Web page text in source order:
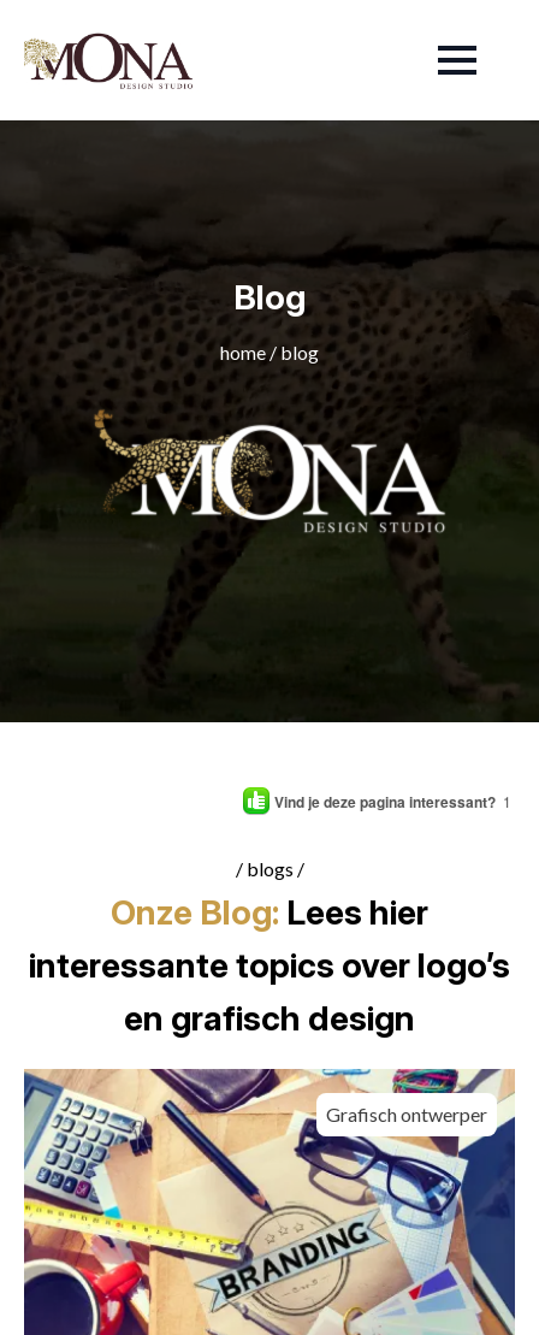
Blog
home / blog
Vind je deze pagina interessant? 1
/ blogs /
Onze Blog: Lees hier
interessante topics over logo’s
en grafisch design
Grafisch ontwerper